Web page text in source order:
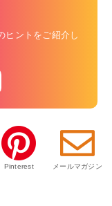
ヒントをご紹介し
Pinterest メールマガジン